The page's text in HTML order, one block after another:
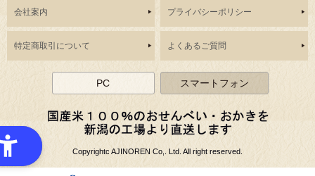
会社案内 プライバシーポリシー
特定商取引について よくあるご質問
PC スマートフォン
Copyrightc AJINOREN Co,. Ltd. All right reserved.